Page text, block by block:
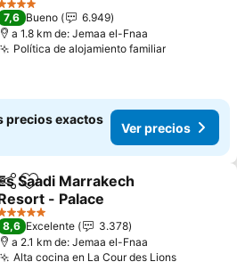
Estrellas
7,6 Bueno
6.949
a 1.8 km de: Jemaa el-Fnaa
Política de alojamiento familiar
precios exactos
Ver precios
Agregar a favoritos
Saadi Marrakech
- Palace
Estrellas
8,6 Excelente
3.378
a 2.1 km de: Jemaa el-Fnaa
Alta cocina en La Cour des Lions